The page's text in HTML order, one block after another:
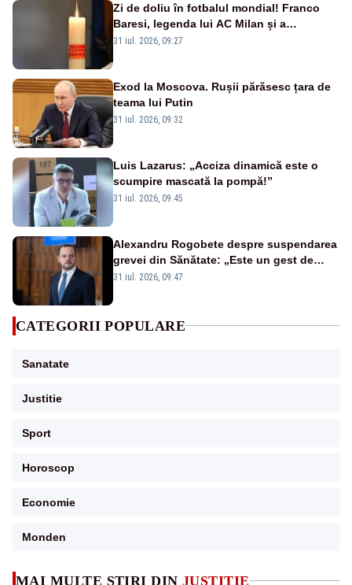
MAI MULTE ȘTIRI DIN JUSTITIE
Zi de doliu în fotbalul mondial! Franco
Baresi, legenda lui AC Milan și a
naționalei Italiei, a murit
31 iul. 2026, 09:27
Exod la Moscova. Rușii părăsesc țara de
teama lui Putin
31 iul. 2026, 09:32
Luis Lazarus: „Acciza dinamică este o
scumpire mascată la pompă!”
31 iul. 2026, 09:45
Alexandru Rogobete despre suspendarea
grevei din Sănătate: „Este un gest de
responsabilitate față de pacienți”
31 iul. 2026, 09:47
CATEGORII POPULARE
Sanatate
Justitie
Sport
Horoscop
Economie
Monden